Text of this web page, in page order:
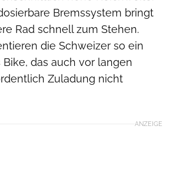
Bremssystem bringt
Rad schnell zum Stehen.
die Schweizer so ein
das auch vor langen
Zuladung nicht
ANZEIGE